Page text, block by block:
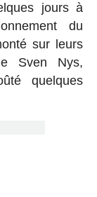
jours à
du
sur leurs
Sven Nys,
quelques